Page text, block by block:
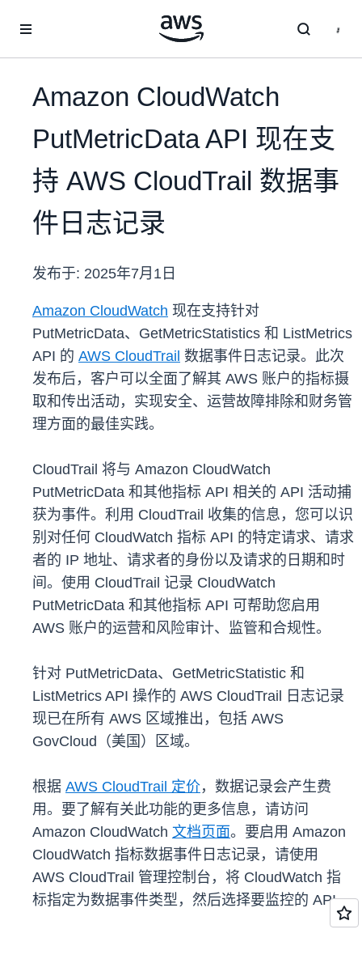
Amazon CloudWatch
PutMetricData API 现在支
持 AWS CloudTrail 数据事
件日志记录
发布于: 2025年7月1日
Amazon CloudWatch 现在支持针对
PutMetricData、GetMetricStatistics 和 ListMetrics
API 的 AWS CloudTrail 数据事件日志记录。此次
发布后，客户可以全面了解其 AWS 账户的指标摄
取和传出活动，实现安全、运营故障排除和财务管
理方面的最佳实践。
CloudTrail 将与 Amazon CloudWatch
PutMetricData 和其他指标 API 相关的 API 活动捕
获为事件。利用 CloudTrail 收集的信息，您可以识
别对任何 CloudWatch 指标 API 的特定请求、请求
者的 IP 地址、请求者的身份以及请求的日期和时
间。使用 CloudTrail 记录 CloudWatch
PutMetricData 和其他指标 API 可帮助您启用
AWS 账户的运营和风险审计、监管和合规性。
针对 PutMetricData、GetMetricStatistic 和
ListMetrics API 操作的 AWS CloudTrail 日志记录
现已在所有 AWS 区域推出，包括 AWS
GovCloud（美国）区域。
根据 AWS CloudTrail 定价，数据记录会产生费
用。要了解有关此功能的更多信息，请访问
Amazon CloudWatch 文档页面。要启用 Amazon
CloudWatch 指标数据事件日志记录，请使用
AWS CloudTrail 管理控制台，将 CloudWatch 指
标指定为数据事件类型，然后选择要监控的 API。